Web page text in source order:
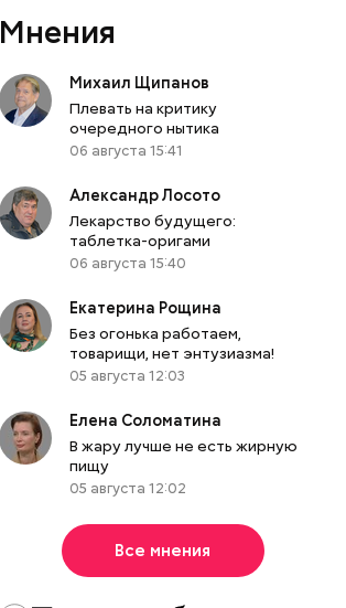
Мнения
Михаил Щипанов
Плевать на критику
очередного нытика
06 августа 15:41
Александр Лосото
Лекарство будущего:
таблетка-оригами
06 августа 15:40
Екатерина Рощина
Без огонька работаем,
товарищи, нет энтузиазма!
05 августа 12:03
Елена Соломатина
В жару лучше не есть жирную
пищу
05 августа 12:02
Все мнения